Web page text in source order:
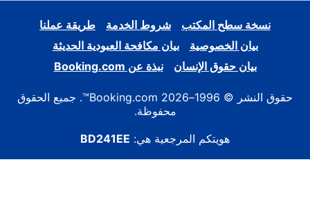
نسخة سطح المكتب شروط الخدمة
طريقة عملنا
بيان الخصوصية
بيان مكافحة العبودية الحديثة
بيان حقوق الإنسان
نبذة عن Booking.com
حقوق النشر © 1996–2026 Booking.com™. جميع الحقوق
محفوظة.
هويتكم المرجعية هي: BD241EE